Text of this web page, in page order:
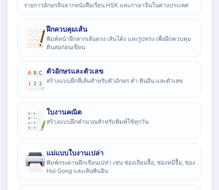
รายการอักษรจีนจากหนังสือเรียน HSK และภาษาจีนในต่างประเทศ
ฝึกควบคุมเส้น
พิมพ์หน้าฝึกลากเส้นตรง เส้นโค้ง และรูปทรง เพื่อฝึกควบคุม
ดินสอก่อนเขียน
ตัวอักษรและตัวเลข
สร้างแบบฝึกสี่เส้นสำหรับตัวอักษร คำ พินอิน และตัวเลข
ใบงานคณิต
สร้างแบบฝึกคำนวณสำหรับพิมพ์ใช้ทุกวัน
แม่แบบใบงานเปล่า
พิมพ์กระดาษฝึกเขียนเปล่า เช่น ช่องเถียนจื้อ, ช่องหมี่จื้อ, ช่อง
Hui Gong และเส้นพินอิน